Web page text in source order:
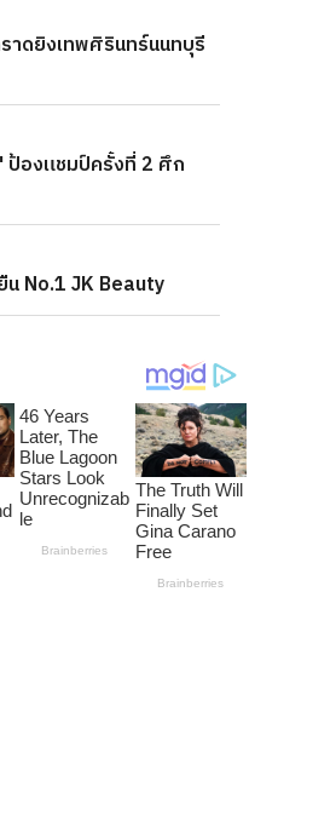
าดยิงเทพศิรินทร์นนทบุรี
ป้องแชมป์ครั้งที่ 2 ศึก
No.1 JK Beauty